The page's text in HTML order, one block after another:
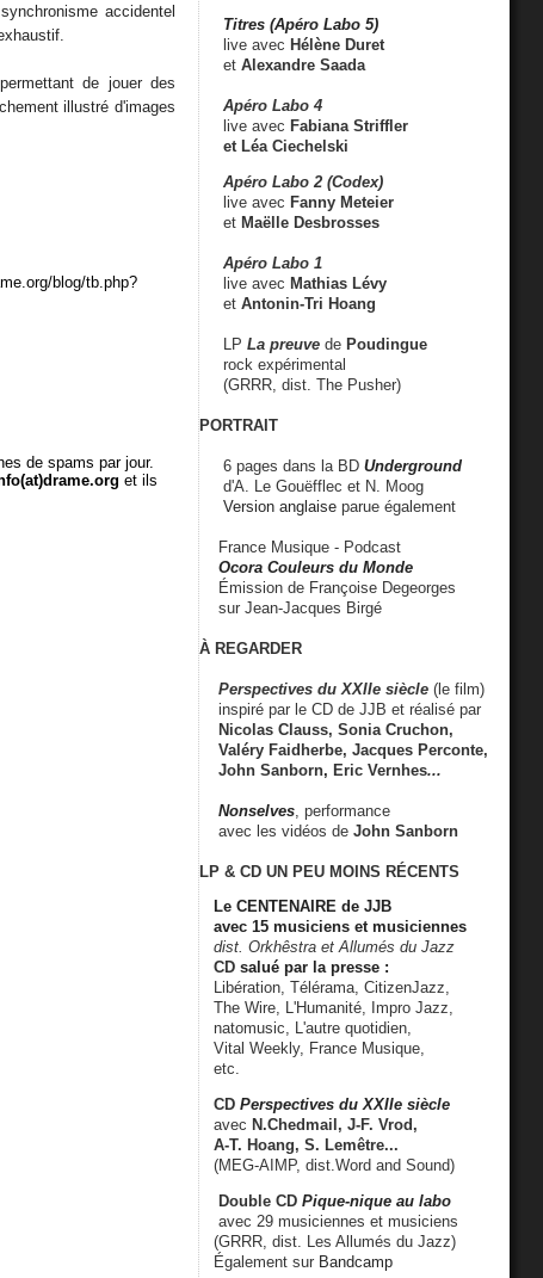
accidentel
de jouer des
illustré d'images
blog/tb.php?
de spams par jour.
et ils
Titres (Apéro Labo 5)
live avec Hélène Duret
et Alexandre Saada
Apéro Labo 4
live avec Fabiana Striffler
et Léa Ciechelski
Apéro Labo 2 (Codex)
live avec Fanny Meteier
et Maëlle Desbrosses
Apéro Labo 1
live avec Mathias Lévy
et Antonin-Tri Hoang
LP La preuve de Poudingue
rock expérimental
(GRRR, dist. The Pusher)
PORTRAIT
6 pages dans la BD Underground
d'A. Le Gouëfflec et N. Moog
Version anglaise parue également
France Musique - Podcast
Ocora Couleurs du Monde
Émission de Françoise Degeorges
sur Jean-Jacques Birgé
À REGARDER
Perspectives du XXIIe siècle (le film)
inspiré par le CD de JJB et réalisé par
Nicolas Clauss, Sonia Cruchon,
Valéry Faidherbe, Jacques Perconte,
John Sanborn, Eric Vernhes...
Nonselves , performance
avec les vidéos de John Sanborn
LP & CD UN PEU MOINS RÉCENTS
Le CENTENAIRE de JJB
avec 15 musiciens et musiciennes
dist. Orkhêstra et Allumés du Jazz
CD salué par la presse :
Libération, Télérama, CitizenJazz,
The Wire, L'Humanité, Impro Jazz,
natomusic, L'autre quotidien,
Vital Weekly, France Musique,
etc.
CD Perspectives du XXIIe siècle
avec N.Chedmail, J-F. Vrod,
A-T. Hoang, S. Lemêtre...
(MEG-AIMP, dist.Word and Sound)
Double CD Pique-nique au labo
avec 29 musiciennes et musiciens
(GRRR, dist. Les Allumés du Jazz)
Également sur Bandcamp